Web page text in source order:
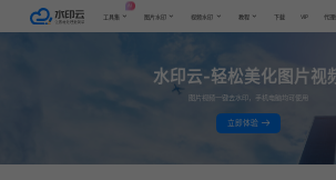
工具集 图片水印 视频水印 教程 下载 VIP 代理
水印云-轻松美化图片视
图片视频一键去水印，手机电脑均可使用
立即体验